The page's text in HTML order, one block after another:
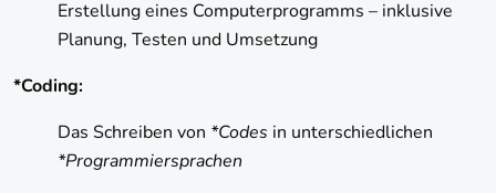
Erstellung eines Computerprogramms – inklusive
Planung, Testen und Umsetzung
*Coding:
Das Schreiben von *Codes in unterschiedlichen
*Programmiersprachen